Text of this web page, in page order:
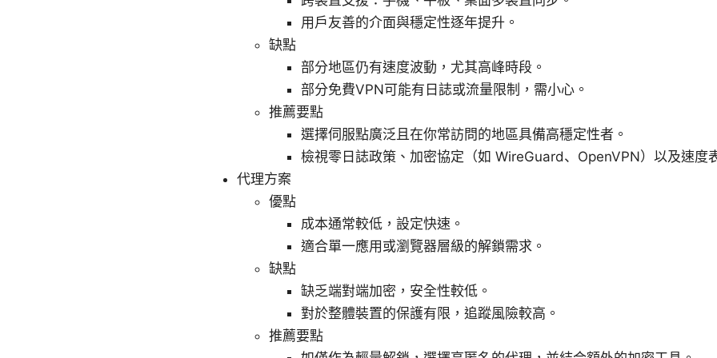
用戶友善的介面與穩定性逐年提升。
缺點
部分地區仍有速度波動，尤其高峰時段。
部分免費VPN可能有日誌或流量限制，需小心。
推薦要點
選擇伺服點廣泛且在你常訪問的地區具備高穩定性者。
檢視零日誌政策、加密協定（如 WireGuard、OpenVPN）以及速度
代理方案
優點
成本通常較低，設定快速。
適合單一應用或瀏覽器層級的解鎖需求。
缺點
缺乏端對端加密，安全性較低。
對於整體裝置的保護有限，追蹤風險較高。
推薦要點